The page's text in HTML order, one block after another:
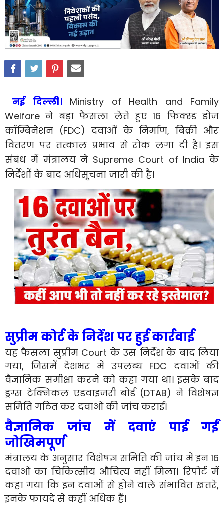
नई दिल्ली।Ministry of Health and Family
Welfare ने बड़ा फैसला लेते हुए 16 फिक्स्ड डोज
कॉम्बिनेशन (FDC) दवाओं के निर्माण, बिक्री और
वितरण पर तत्काल प्रभाव से रोक लगा दी है। इस
संबंध में मंत्रालय ने Supreme Court of India के
निर्देशों के बाद अधिसूचना जारी की है।
सुप्रीम कोर्ट के निर्देश पर हुई कार्रवाई
यह फैसला सुप्रीम Court के उस निर्देश के बाद लिया
गया, जिसमें देशभर में उपलब्ध FDC दवाओं की
वैज्ञानिक समीक्षा करने को कहा गया था। इसके बाद
ड्रग्स टेक्निकल एडवाइजरी बोर्ड (DTAB) ने विशेषज्ञ
समिति गठित कर दवाओं की जांच कराई।
वैज्ञानिक जांच में दवाएं पाई गईं
जोखिमपूर्ण
मंत्रालय के अनुसार विशेषज्ञ समिति की जांच में इन 16
दवाओं का चिकित्सीय औचित्य नहीं मिला। रिपोर्ट में
कहा गया कि इन दवाओं से होने वाले संभावित खतरे,
इनके फायदे से कहीं अधिक हैं।